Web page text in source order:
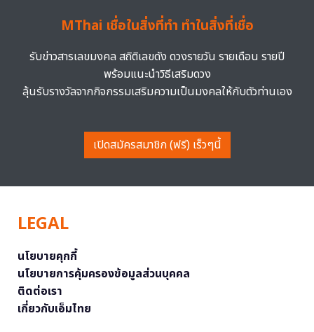
MThai เชื่อในสิ่งที่ทำ ทำในสิ่งที่เชื่อ
รับข่าวสารเลขมงคล สถิติเลขดัง ดวงรายวัน รายเดือน รายปี
พร้อมแนะนำวิธีเสริมดวง
ลุ้นรับรางวัลจากกิจกรรมเสริมความเป็นมงคลให้กับตัวท่านเอง
เปิดสมัครสมาชิก (ฟรี) เร็วๆนี้
LEGAL
นโยบายคุกกี้
นโยบายการคุ้มครองข้อมูลส่วนบุคคล
ติดต่อเรา
เกี่ยวกับเอ็มไทย